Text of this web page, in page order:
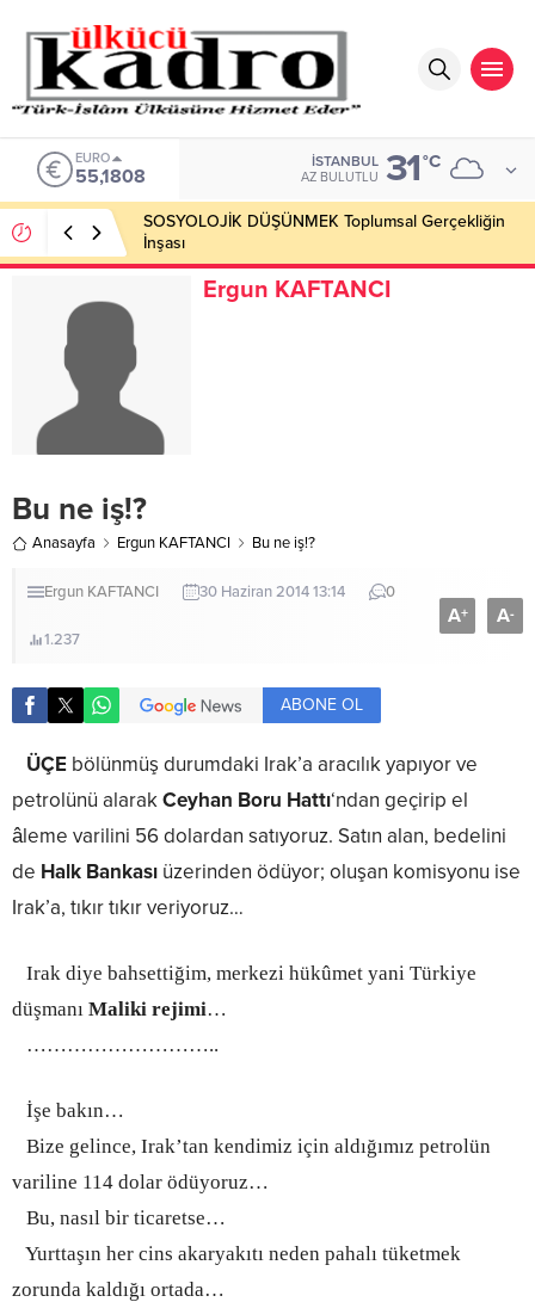
EURO
55,1808
İSTANBUL
AZ BULUTLU 31°C
SOSYOLOJİK DÜŞÜNMEK Toplumsal Gerçekliğin
İnşası
Ergun KAFTANCI
Bu ne iş!?
Anasayfa Ergun KAFTANCI Bu ne iş!?
Ergun KAFTANCI 30 Haziran 2014 13:14 0
1.237
A+ A-
ABONE OL
ÜÇE bölünmüş durumdaki Irak’a aracılık yapıyor ve
petrolünü alarakCeyhan Boru Hattı‘ndan geçirip el
âleme varilini 56 dolardan satıyoruz. Satın alan, bedelini
de Halk Bankası üzerinden ödüyor; oluşan komisyonu ise
Irak’a, tıkır tıkır veriyoruz…
Irak diye bahsettiğim, merkezi hükûmet yani Türkiye
düşmanı Maliki rejimi…
………………………..
İşe bakın…
Bize gelince, Irak’tan kendimiz için aldığımız petrolün
variline 114 dolar ödüyoruz…
Bu, nasıl bir ticaretse…
Yurttaşın her cins akaryakıtı neden pahalı tüketmek
zorunda kaldığı ortada…